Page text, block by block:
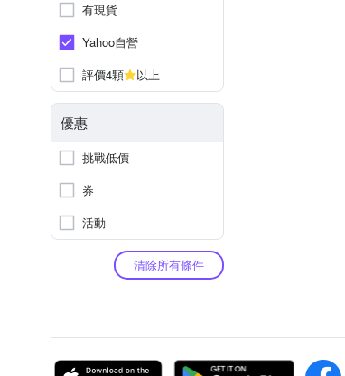
有現貨
Yahoo自營
評價4顆
以上
優惠
挑戰低價
券
活動
清除所有條件